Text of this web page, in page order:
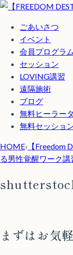
ごあいさつ
イベント
会員プログラム
セッション
LOVING講習
遠隔施術
ブログ
無料ヒーラー
無料セッショ
HOME› 【Freedom
る男性覚醒ワーク講
まずはお気